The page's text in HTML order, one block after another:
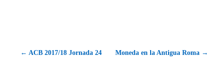
← ACB 2017/18 Jornada 24 Moneda en la Antigua Roma →